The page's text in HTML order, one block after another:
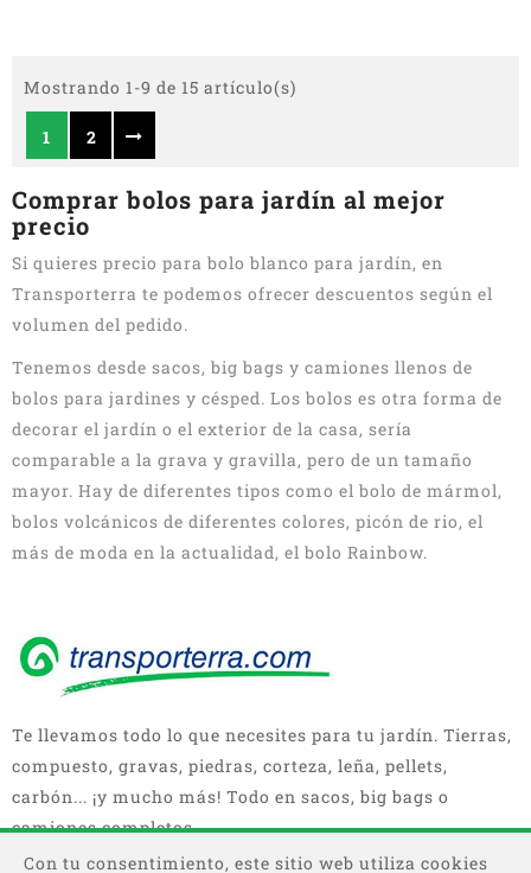
Mostrando 1-9 de 15 artículo(s)
1 2
Comprar bolos para jardín al mejor
precio
Si quieres precio para bolo blanco para jardín, en
Transporterra te podemos ofrecer descuentos según el
volumen del pedido.
Tenemos desde sacos, big bags y camiones llenos de
bolos para jardines y césped. Los bolos es otra forma de
decorar el jardín o el exterior de la casa, sería
comparable a la grava y gravilla, pero de un tamaño
mayor. Hay de diferentes tipos como el bolo de mármol,
bolos volcánicos de diferentes colores, picón de rio, el
más de moda en la actualidad, el bolo Rainbow.
Te llevamos todo lo que necesites para tu jardín. Tierras,
compuesto, gravas, piedras, corteza, leña, pellets,
carbón... ¡y mucho más! Todo en sacos, big bags o
camiones completos.
Con tu consentimiento, este sitio web utiliza cookies